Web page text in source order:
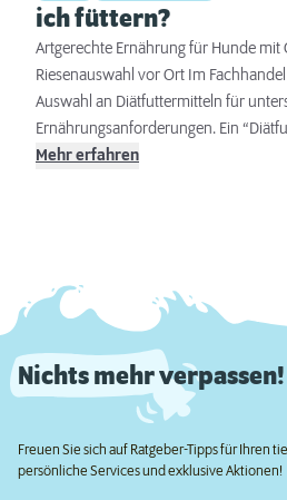
ich füttern?
Artgerechte Ernährung für Hunde
Riesenauswahl vor Ort Im
Auswahl an Diätfuttermitteln für
Ernährungsanforderungen. Ein
ausschließlich auf die Reduzierung
Mehr erfahren
Nichts mehr verpassen!
Freuen Sie sich auf Ratgeber-Tipps für Ihren
persönliche Services und exklusive Aktionen!